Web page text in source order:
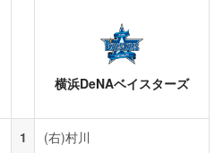
横浜DeNAベイスターズ
1 (右)村川